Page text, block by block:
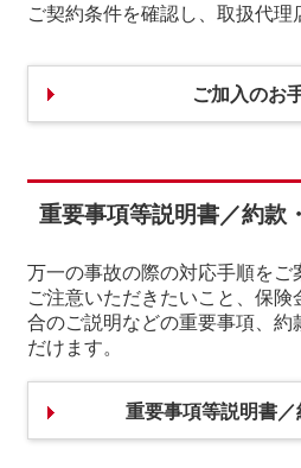
ご契約条件を確認し、取扱代理
ご加⼊のお
重要事項等説明書／約款
万一の事故の際の対応手順をご
ご注意いただきたいこと、保
合のご説明などの重要事項、約
だけます。
重要事項等説明書／